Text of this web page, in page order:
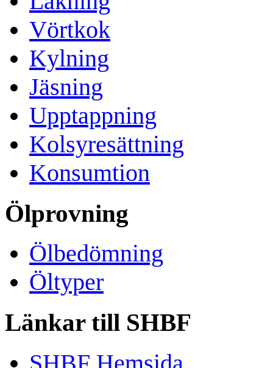
Vörtkok
Kylning
Jäsning
Upptappning
Kolsyresättning
Konsumtion
Ölprovning
Ölbedömning
Öltyper
Länkar till SHBF